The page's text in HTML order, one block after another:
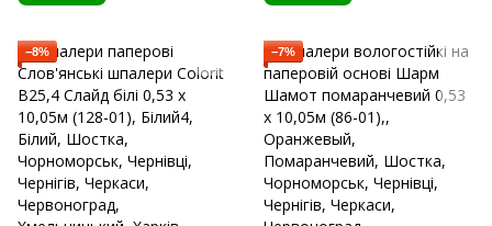
−8% −7%